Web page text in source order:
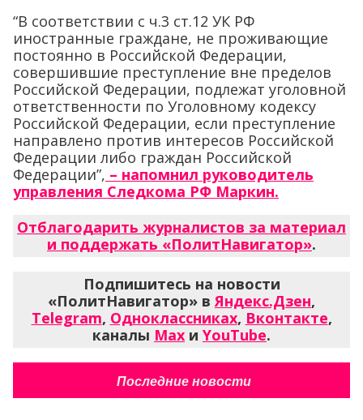
“В соответствии с ч.3 ст.12 УК РФ
иностранные граждане, не проживающие
постоянно в Российской Федерации,
совершившие преступление вне пределов
Российской Федерации, подлежат уголовной
ответственности по Уголовному кодексу
Российской Федерации, если преступление
направлено против интересов Российской
Федерации либо граждан Российской
Федерации”, – напомнил руководитель
управления Следкома РФ Маркин.
Отблагодарить журналистов за материал
и поддержать «ПолитНавигатор».
Подпишитесь на новости
«ПолитНавигатор» вЯндекс.Дзен,
Telegram, Одноклассниках, Вконтакте,
каналы Max и YouTube.
Последние новости